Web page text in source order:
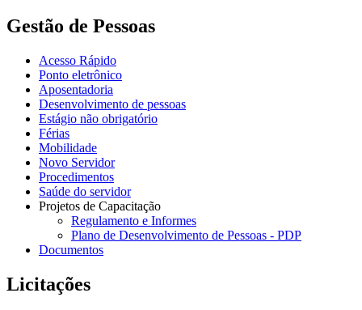
Gestão de Pessoas
Acesso Rápido
Ponto eletrônico
Aposentadoria
Desenvolvimento de pessoas
Estágio não obrigatório
Férias
Mobilidade
Novo Servidor
Procedimentos
Saúde do servidor
Projetos de Capacitação
Regulamento e Informes
Plano de Desenvolvimento de Pessoas - PDP
Documentos
Licitações